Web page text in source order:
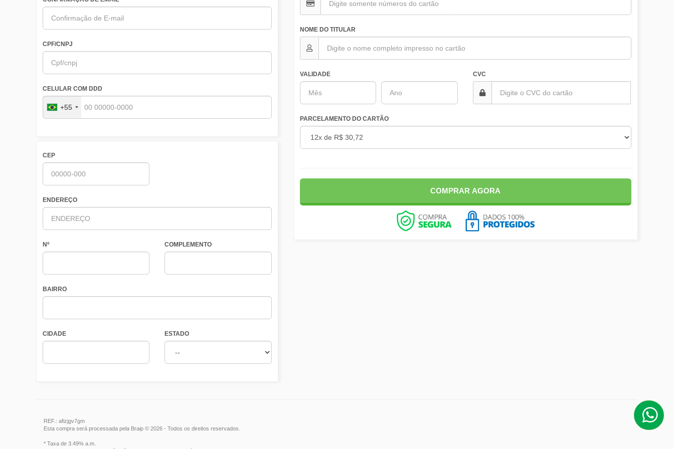
CPF/CNPJ
CELULAR COM DDD
+55
CEP
ENDEREÇO
Nº COMPLEMENTO
BAIRRO
CIDADE ESTADO
NOME DO TITULAR
VALIDADE CVC
PARCELAMENTO DO CARTÃO
COMPRAR AGORA
REF.: afizjgv7gm
Esta compra será processada pela Braip © 2026 - Todos os direitos reservados.
* Taxa de 3.49% a.m.